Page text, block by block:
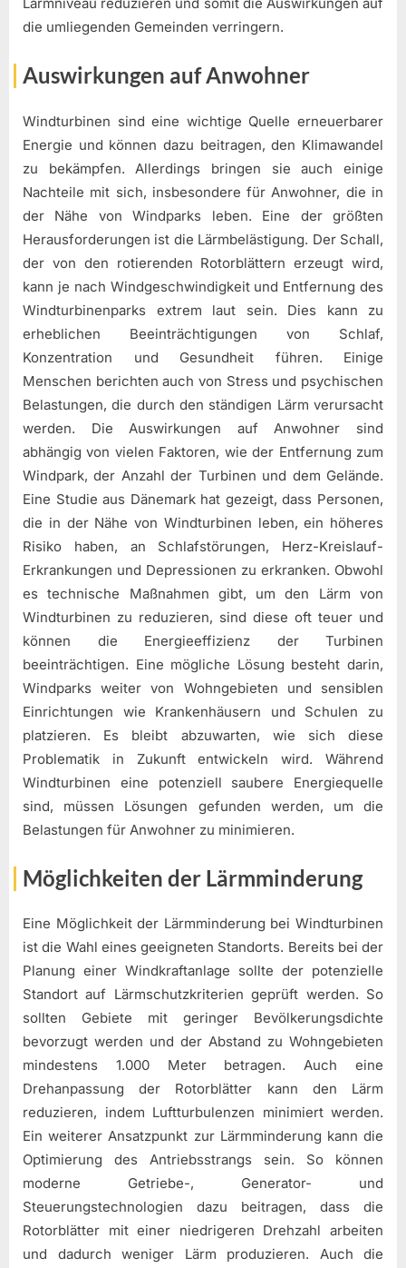
die umliegenden Gemeinden verringern.
Auswirkungen auf Anwohner
Windturbinen sind eine wichtige Quelle erneuerbarer
Energie und können dazu beitragen, den Klimawandel
zu bekämpfen. Allerdings bringen sie auch einige
Nachteile mit sich, insbesondere für Anwohner, die in
der Nähe von Windparks leben. Eine der größten
Herausforderungen ist die Lärmbelästigung. Der Schall,
der von den rotierenden Rotorblättern erzeugt wird,
kann je nach Windgeschwindigkeit und Entfernung des
Windturbinenparks extrem laut sein. Dies kann zu
erheblichen Beeinträchtigungen von Schlaf,
Konzentration und Gesundheit führen. Einige
Menschen berichten auch von Stress und psychischen
Belastungen, die durch den ständigen Lärm verursacht
werden. Die Auswirkungen auf Anwohner sind
abhängig von vielen Faktoren, wie der Entfernung zum
Windpark, der Anzahl der Turbinen und dem Gelände.
Eine Studie aus Dänemark hat gezeigt, dass Personen,
die in der Nähe von Windturbinen leben, ein höheres
Risiko haben, an Schlafstörungen, Herz-Kreislauf-
Erkrankungen und Depressionen zu erkranken. Obwohl
es technische Maßnahmen gibt, um den Lärm von
Windturbinen zu reduzieren, sind diese oft teuer und
können die Energieeffizienz der Turbinen
beeinträchtigen. Eine mögliche Lösung besteht darin,
Windparks weiter von Wohngebieten und sensiblen
Einrichtungen wie Krankenhäusern und Schulen zu
platzieren. Es bleibt abzuwarten, wie sich diese
Problematik in Zukunft entwickeln wird. Während
Windturbinen eine potenziell saubere Energiequelle
sind, müssen Lösungen gefunden werden, um die
Belastungen für Anwohner zu minimieren.
Möglichkeiten der Lärmminderung
Eine Möglichkeit der Lärmminderung bei Windturbinen
ist die Wahl eines geeigneten Standorts. Bereits bei der
Planung einer Windkraftanlage sollte der potenzielle
Standort auf Lärmschutzkriterien geprüft werden. So
sollten Gebiete mit geringer Bevölkerungsdichte
bevorzugt werden und der Abstand zu Wohngebieten
mindestens 1.000 Meter betragen. Auch eine
Drehanpassung der Rotorblätter kann den Lärm
reduzieren, indem Luftturbulenzen minimiert werden.
Ein weiterer Ansatzpunkt zur Lärmminderung kann die
Optimierung des Antriebsstrangs sein. So können
moderne Getriebe-, Generator- und
Steuerungstechnologien dazu beitragen, dass die
Rotorblätter mit einer niedrigeren Drehzahl arbeiten
und dadurch weniger Lärm produzieren. Auch die